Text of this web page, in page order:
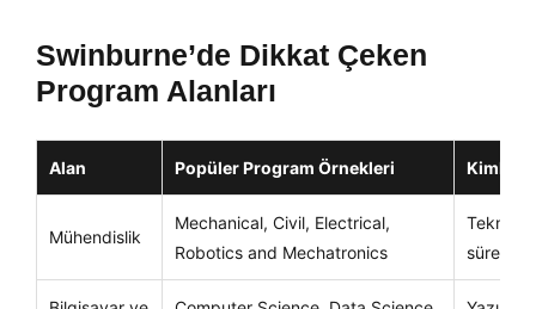
Swinburne’de Dikkat Çeken
Program Alanları
Alan Popüler Program Örnekleri Kimler
Mühendislik
Mechanical, Civil, Electrical,
Robotics and Mechatronics
Teknik